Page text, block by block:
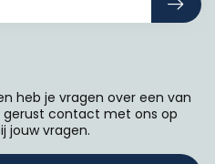
heb je vragen over een van
contact met ons op
jouw vragen.